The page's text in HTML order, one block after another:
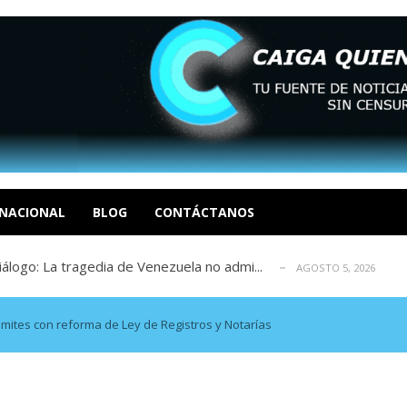
BLOG CONTÁCTANOS
I por la libertad inmediata de l...
revisión de su solicitud de l... AGOSTO 5, 2026
según ONG AGOSTO 5, 2026
entrada masiva de inmigrantes a Ceut...
La tragedia de Venezuela no admi...
I por la libertad inmediata de l... AGOSTO 5, 2026
revisión de su solicitud de l... AGOSTO 5, 2026
según ONG AGOSTO 5, 2026
entrada masiva de inmigrantes a Ceut... AGOSTO 5, 2026
con reforma de Ley de Registros y Notarías